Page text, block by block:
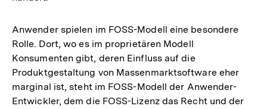
Anwender spielen im FOSS-Modell eine besondere
Rolle. Dort, wo es im proprietären Modell
Konsumenten gibt, deren Einfluss auf die
Produktgestaltung von Massenmarktsoftware eher
marginal ist, steht im FOSS-Modell der Anwender-
Entwickler, dem die FOSS-Lizenz das Recht und der